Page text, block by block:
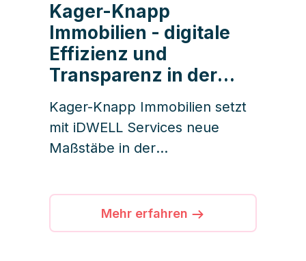
Kager-Knapp
Immobilien - digitale
Effizienz und
Transparenz in der
Kager-Knapp Immobilien setzt
mit iDWELL Services neue
Maßstäbe in der
Bewohner arbeiten auf einer
digitalen Plattform zusammen.
Mehr erfahren